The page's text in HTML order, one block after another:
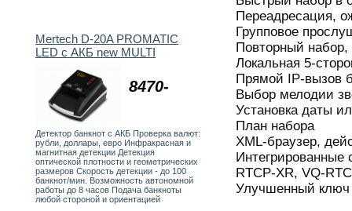
8470-
Mertech D-20A PROMATIC
LED с АКБ new MULTI
Детектор банкнот с АКБ Проверка валют:
рубли, доллары, евро Инфракрасная и
магнитная детекции Детекция
оптической плотности и геометрических
размеров Скорость детекции - до 100
банкнот/мин. Возможность автономной
работы до 8 часов Подача банкноты
любой стороной и ориентацией
Переадресация,
Групповое
Повторный набор,
Локальная 5-
Прямой IP-вызов
Выбор мелодии
Установка даты
План набора
XML-браузер,
Интегрированные
RTCP-XR, VQ-
Улучшенный ключ